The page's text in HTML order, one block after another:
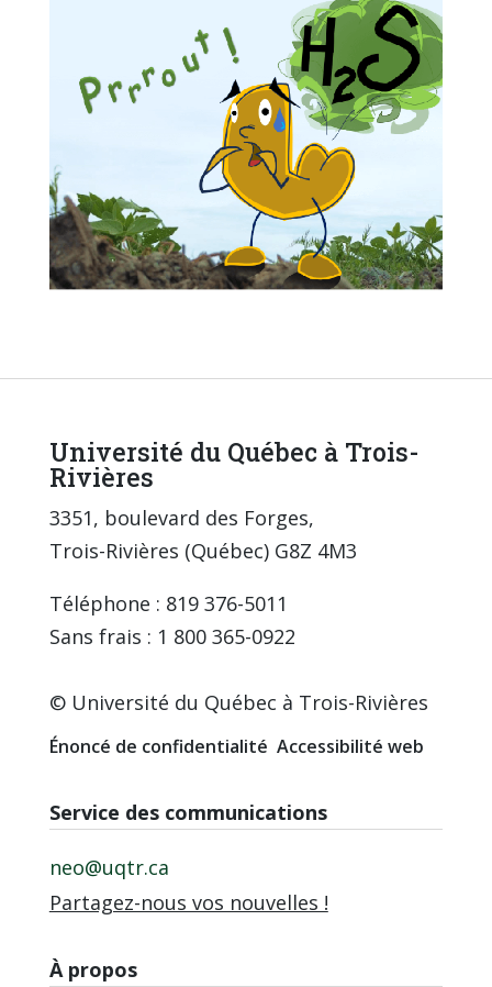
Université du Québec à Trois-
Rivières
3351, boulevard des Forges,
Trois-Rivières (Québec) G8Z 4M3
Téléphone : 819 376-5011
Sans frais : 1 800 365-0922
© Université du Québec à Trois-Rivières
Énoncé de confidentialité Accessibilité web
Service des communications
neo@uqtr.ca
Partagez-nous vos nouvelles !
À propos